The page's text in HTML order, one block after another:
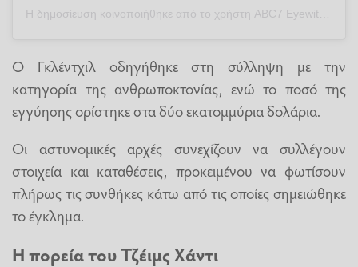
Ο Γκλέντχιλ οδηγήθηκε στη σύλληψη με την
κατηγορία της ανθρωποκτονίας, ενώ το ποσό της
εγγύησης ορίστηκε στα δύο εκατομμύρια δολάρια.
Οι αστυνομικές αρχές συνεχίζουν να συλλέγουν
στοιχεία και καταθέσεις, προκειμένου να φωτίσουν
πλήρως τις συνθήκες κάτω από τις οποίες σημειώθηκε
το έγκλημα.
Η πορεία του Τζέιμς Χάντι